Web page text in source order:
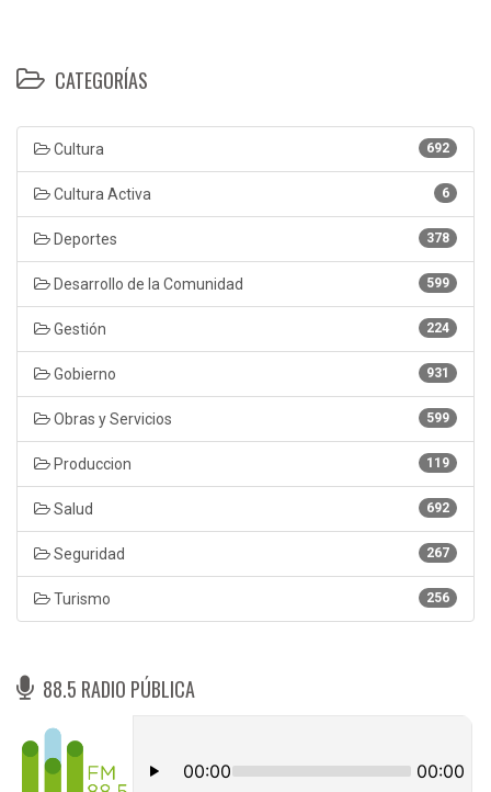
CATEGORÍAS
692
Cultura
6
Cultura Activa
378
Deportes
599
Desarrollo de la Comunidad
224
Gestión
931
Gobierno
599
Obras y Servicios
119
Produccion
692
Salud
267
Seguridad
256
Turismo
88.5 RADIO PÚBLICA